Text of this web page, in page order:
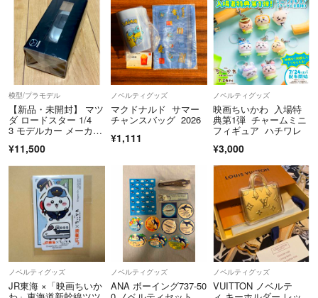
模型/プラモデル
【新品・未開封】 マツ
ダ ロードスター 1/4
3 モデルカー メーカー
¥11,500
ノベルティグッズ
マクドナルド サマー
チャンスバッグ 2026
¥1,111
ノベルティグッズ
映画ちいかわ 入場特
典第1弾 チャームミニ
フィギュア ハチワレ
¥3,000
ノベルティグッズ
JR東海 ×「映画ちいか
ノベルティグッズ
ANA ボーイング737-50
ノベルティグッズ
VUITTON ノベルテ